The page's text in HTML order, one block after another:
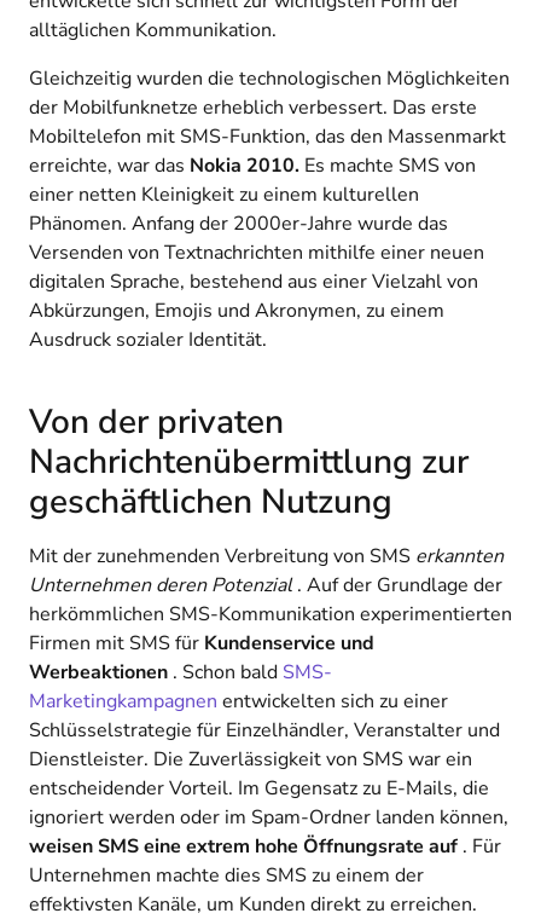
alltäglichen Kommunikation.
Gleichzeitig wurden die technologischen Möglichkeiten
der Mobilfunknetze erheblich verbessert. Das erste
Mobiltelefon mit SMS-Funktion, das den Massenmarkt
erreichte, war das Nokia 2010. Es machte SMS von
einer netten Kleinigkeit zu einem kulturellen
Phänomen. Anfang der 2000er-Jahre wurde das
Versenden von Textnachrichten mithilfe einer neuen
digitalen Sprache, bestehend aus einer Vielzahl von
Abkürzungen, Emojis und Akronymen, zu einem
Ausdruck sozialer Identität.
Von der privaten
Nachrichtenübermittlung zur
geschäftlichen Nutzung
Mit der zunehmenden Verbreitung von SMS erkannten
Unternehmen deren Potenzial. Auf der Grundlage der
herkömmlichen SMS-Kommunikation experimentierten
Firmen mit SMS für Kundenservice und
Werbeaktionen . Schon bald SMS-
Marketingkampagnen entwickelten sich zu einer
Schlüsselstrategie für Einzelhändler, Veranstalter und
Dienstleister. Die Zuverlässigkeit von SMS war ein
entscheidender Vorteil. Im Gegensatz zu E-Mails, die
ignoriert werden oder im Spam-Ordner landen können,
weisen SMS eine extrem hohe Öffnungsrate auf . Für
Unternehmen machte dies SMS zu einem der
effektivsten Kanäle, um Kunden direkt zu erreichen.